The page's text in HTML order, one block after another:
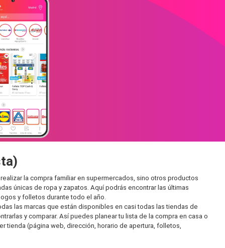
la compra familiar en supermercados, sino otros productos
únicas de ropa y zapatos. Aquí podrás encontrar las últimas
y folletos durante todo el año.
las marcas que están disponibles en casi todas las tiendas de
y comparar. Así puedes planear tu lista de la compra en casa o
tienda (página web, dirección, horario de apertura, folletos,